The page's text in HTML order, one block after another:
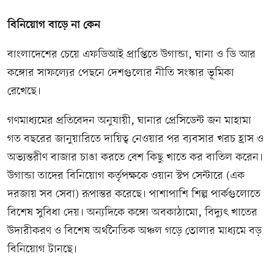
বিনিয়োগ বাড়ে না কেন
বাংলাদেশের চেয়ে এফডিআই প্রাপ্তিতে উগান্ডা, ঘানা ও ডি আর
কঙ্গোর সাফল্যের পেছনে দেশগুলোর নীতি সংস্কার ভূমিকা
রেখেছে।
গণমাধ্যমের প্রতিবেদন অনুযায়ী, ঘানার প্রেসিডেন্ট জন মাহামা
গত বছরের জানুয়ারিতে দায়িত্ব নেওয়ার পর ব্যবসার খরচ হ্রাস ও
অভ্যন্তরীণ বাজার চাঙা করতে বেশ কিছু খাতে কর বাতিল করেন।
উগান্ডা তাদের বিনিয়োগ কর্তৃপক্ষকে ওয়ান স্টপ সেন্টারে (এক
দরজায় সব সেবা) রূপান্তর করেছে। পাশাপাশি শিল্প পার্কগুলোতে
বিশেষ সুবিধা দেয়। অন্যদিকে কঙ্গো অবকাঠামো, বিদ্যুৎ খাতের
উদারীকরণ ও বিশেষ অর্থনৈতিক অঞ্চল গড়ে তোলার মাধ্যমে বড়
বিনিয়োগ টানছে।